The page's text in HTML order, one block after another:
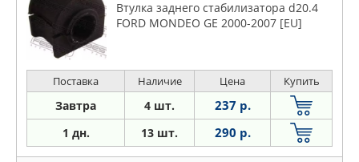
Втулка заднего стабилизатора d20.4
FORD MONDEO GE 2000-2007 [EU]
Поставка Наличие Цена Купить
Завтра 4 шт. 237 р.
1 дн. 13 шт. 290 р.